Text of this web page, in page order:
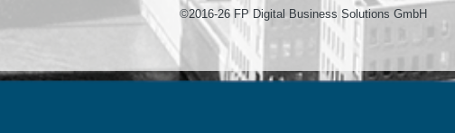
©2016-26 FP Digital Business Solutions GmbH